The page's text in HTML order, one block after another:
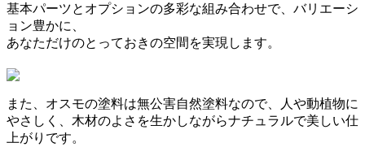
基本パーツとオプションの多彩な組み合わせで、バリエーシ
ョン豊かに、
あなただけのとっておきの空間を実現します。
また、オスモの塗料は無公害自然塗料なので、人や動植物に
やさしく、木材のよさを生かしながらナチュラルで美しい仕
上がりです。